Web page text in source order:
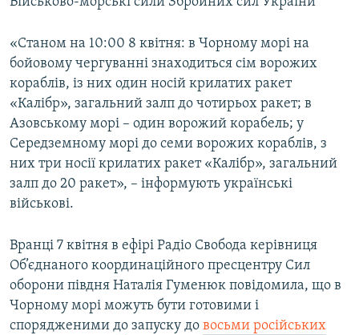
«Станом на 10:00 8 квітня: в Чорному морі на
бойовому чергуванні знаходиться сім ворожих
кораблів, із них один носій крилатих ракет
«Калібр», загальний залп до чотирьох ракет; в
Азовському морі – один ворожий корабель; у
Середземному морі до семи ворожих кораблів, з
них три носії крилатих ракет «Калібр», загальний
залп до 20 ракет», – інформують українські
військові.
Вранці 7 квітня в ефірі Радіо Свобода керівниця
Об’єднаного координаційного пресцентру Сил
оборони півдня Наталія Гуменюк повідомила, що в
Чорному морі можуть бути готовими і
спорядженими до запуску до восьми російських